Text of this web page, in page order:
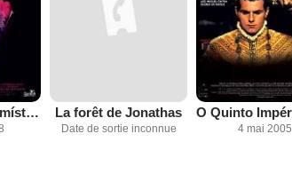
O grande circo místico La forêt de Jonathas
Date de sortie inconnue 4 mai 2005